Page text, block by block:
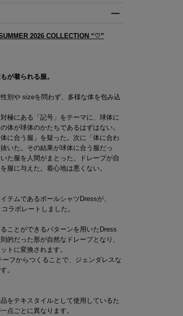
2026 COLLECTION “♡”
が着られる服。
別や sizeを問わず、多様な体を包み込
極にある「記号」をテーマに、球体に
体が球体のかたちであるはずはない。
に合う服」を疑った。次に「体に合わ
いた。その結果が球体に合う服だっ
た服を人間がまとった。ドレープが自
服に与えた。着心地は悪くない。
テムであるボールシャツDressが、
ラボレートしました。
ことができるパターンを用いたDress
的だった形が自然なドレープとなり、
トに変換されます。
ーフからつくることで、ジェンダレスな
。
をテキスタイルとして使用しているた
点ごとに異なります。